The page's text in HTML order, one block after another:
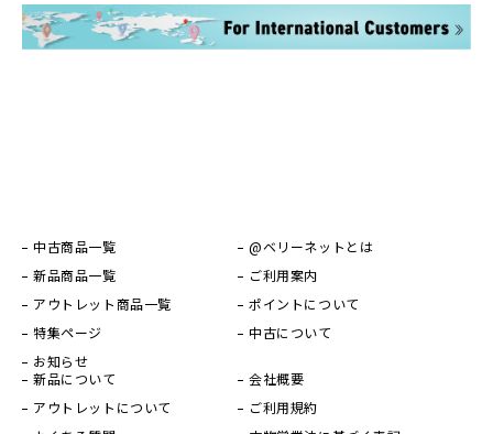
中古商品一覧
新品商品一覧
アウトレット商品一覧
特集ページ
お知らせ
@ベリーネットとは
ご利用案内
ポイントについて
中古について
新品について
アウトレットについて
会社概要
ご利用規約